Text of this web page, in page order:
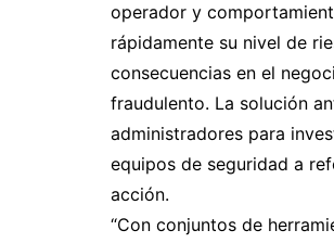
operador y
rápidamente su nivel de
consecuencias en el
fraudulento. La solución
administradores para
equipos de seguridad a
acción.
“Con conjuntos de